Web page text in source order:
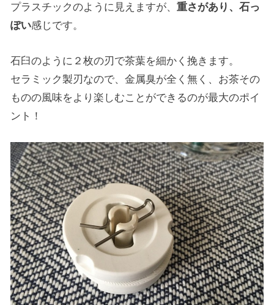
プラスチックのように見えますが、重さがあり、石っ
ぽい感じです。
石臼のように２枚の刃で茶葉を細かく挽きます。
セラミック製刃なので、金属臭が全く無く、お茶その
ものの風味をより楽しむことができるのが最大のポイ
ント！